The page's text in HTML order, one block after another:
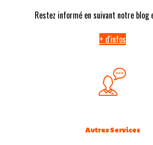
Restez informé en suivant notre blog
+ d'infos
Autres Services